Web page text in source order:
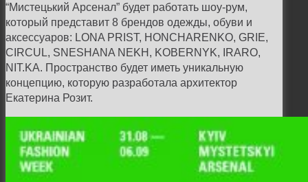
“Мистецький Арсенал” будет работать шоу-рум,
который представит 8 брендов одежды, обуви и
аксессуаров: LONA PRIST, HONCHARENKO, GRIE,
CIRCUL, SNESHANA NEKH, KOBERNYK, IRARO,
NIT.KA. Пространство будет иметь уникальную
концепцию, которую разработала архитектор
Екатерина Розит.